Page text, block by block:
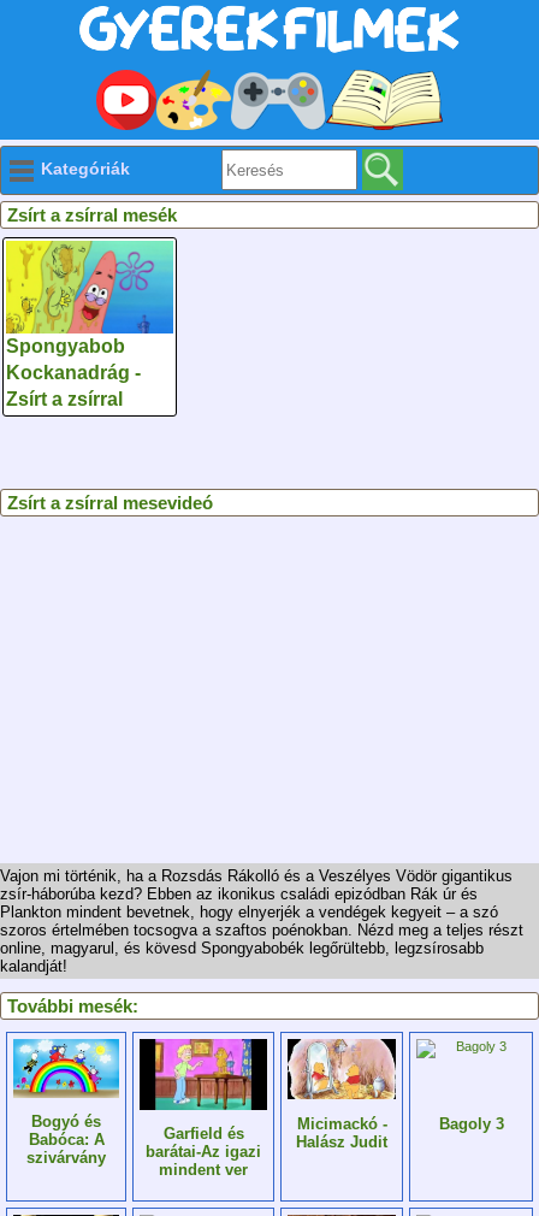
Kategóriák
Zsírt a zsírral mesék
Spongyabob
Kockanadrág -
Zsírt a zsírral
Zsírt a zsírral mesevideó
Vajon mi történik, ha a Rozsdás Rákolló és a Veszélyes Vödör gigantikus
zsír-háborúba kezd? Ebben az ikonikus családi epizódban Rák úr és
Plankton mindent bevetnek, hogy elnyerjék a vendégek kegyeit – a szó
szoros értelmében tocsogva a szaftos poénokban. Nézd meg a teljes részt
online, magyarul, és kövesd Spongyabobék legőrültebb, legzsírosabb
kalandját!
További mesék:
Bogyó és
Babóca: A
szivárvány
Garfield és
barátai-Az igazi
mindent ver
Micimackó -
Halász Judit
Bagoly 3